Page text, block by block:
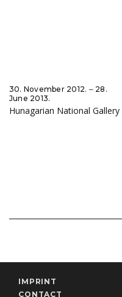
30. November 2012. ‒ 28.
June 2013.
Hunagarian National Gallery
IMPRINT
CONTACT